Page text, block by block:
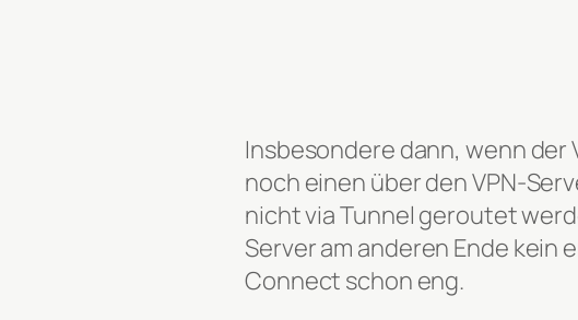
Insbesondere dann, wenn der
noch einen über den VPN-
nicht via Tunnel geroutet
Server am anderen Ende
Connect schon eng.